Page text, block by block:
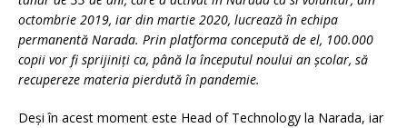
octombrie 2019, iar din martie 2020, lucrează în echipa
permanentă Narada. Prin platforma concepută de el, 100.000
copii vor fi sprijiniți ca, până la începutul noului an școlar, să
recupereze materia pierdută în pandemie.
Deși în acest moment este Head of Technology la Narada, iar